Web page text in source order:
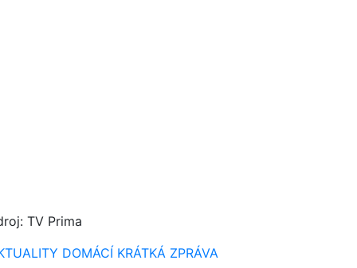
TV Prima
DOMÁCÍ KRÁTKÁ ZPRÁVA